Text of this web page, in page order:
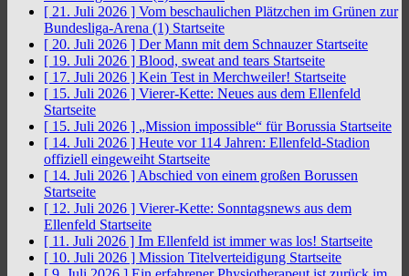
[ 21. Juli 2026 ] Vom beschaulichen Plätzchen im Grünen zur
Bundesliga-Arena (1) Startseite
[ 20. Juli 2026 ] Der Mann mit dem Schnauzer Startseite
[ 19. Juli 2026 ] Blood, sweat and tears Startseite
[ 17. Juli 2026 ] Kein Test in Merchweiler! Startseite
[ 15. Juli 2026 ] Vierer-Kette: Neues aus dem Ellenfeld
Startseite
[ 15. Juli 2026 ] „Mission impossible“ für Borussia Startseite
[ 14. Juli 2026 ] Heute vor 114 Jahren: Ellenfeld-Stadion
offiziell eingeweiht Startseite
[ 14. Juli 2026 ] Abschied von einem großen Borussen
Startseite
[ 12. Juli 2026 ] Vierer-Kette: Sonntagsnews aus dem
Ellenfeld Startseite
[ 11. Juli 2026 ] Im Ellenfeld ist immer was los! Startseite
[ 10. Juli 2026 ] Mission Titelverteidigung Startseite